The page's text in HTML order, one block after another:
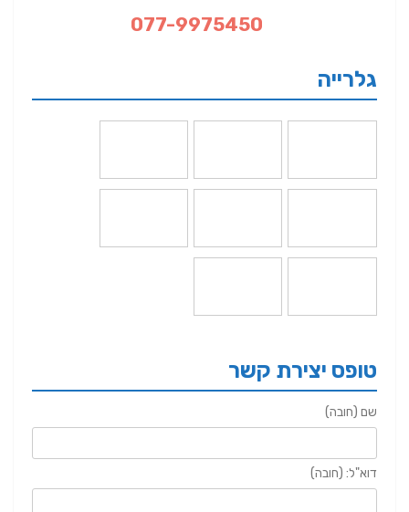
077-9975450
גלרייה
טופס יצירת קשר
שם (חובה)
דוא"ל: (חובה)